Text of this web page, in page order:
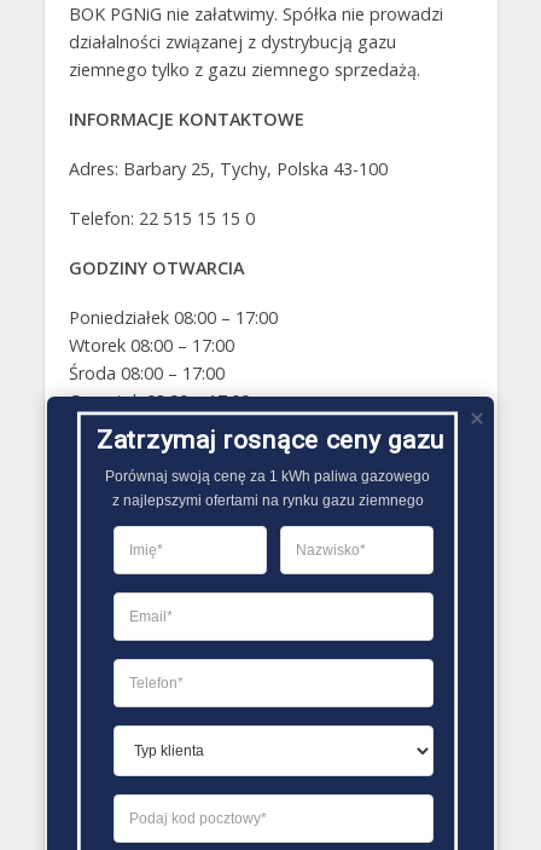
BOK PGNiG nie załatwimy. Spółka nie prowadzi
działalności związanej z dystrybucją gazu
ziemnego tylko z gazu ziemnego sprzedażą.
INFORMACJE KONTAKTOWE
Adres: Barbary 25, Tychy, Polska 43-100
Telefon: 22 515 15 15 0
GODZINY OTWARCIA
Poniedziałek 08:00 – 17:00
Wtorek 08:00 – 17:00
Środa 08:00 – 17:00
Czwartek 08:00 – 17:00
Piątek 08:00 – 17:00
Sobota Zamknięte
Niedziela Zamknięte
PORÓWNYWARKA OFERT GAZU
Zatrzymaj rosnące ceny gazu
Porównaj swoją cenę za 1 kWh paliwa gazowego
z najlepszymi ofertami na rynku gazu ziemnego